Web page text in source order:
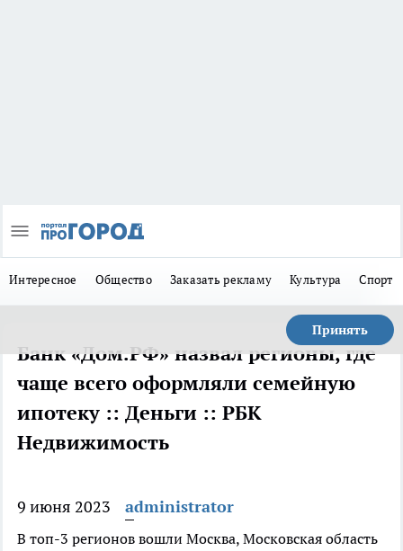
Интересное Общество Заказать рекламу Культура Спорт
Принять
Банк «Дом.РФ» назвал регионы, где
чаще всего оформляли семейную
ипотеку :: Деньги :: РБК
Недвижимость
9 июня 2023 administrator
В топ-3 регионов вошли Москва, Московская область